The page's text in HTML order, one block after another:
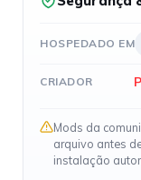
HOSPEDADO EM
CRIADOR
Mods da
arquivo antes
instalação